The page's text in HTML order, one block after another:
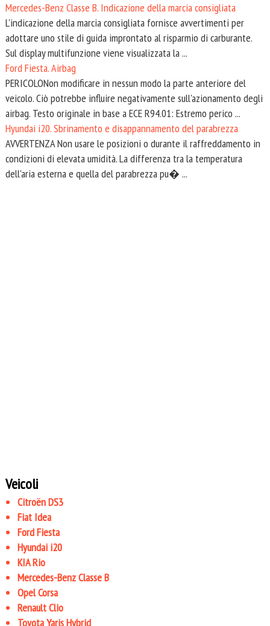
Mercedes-Benz Classe B. Indicazione della marcia consigliata
L'indicazione della marcia consigliata fornisce avvertimenti per
adottare uno stile di guida improntato al risparmio di carburante.
Sul display multifunzione viene visualizzata la ...
Ford Fiesta. Airbag
PERICOLONon modificare in nessun modo la parte anteriore del
veicolo. Ciò potrebbe influire negativamente sull'azionamento degli
airbag. Testo originale in base a ECE R94.01: Estremo perico ...
Hyundai i20. Sbrinamento e disappannamento del parabrezza
AVVERTENZA Non usare le posizioni o durante il raffreddamento in
condizioni di elevata umidità. La differenza tra la temperatura
dell'aria esterna e quella del parabrezza pu� ...
Veicoli
Citroën DS3
Fiat Idea
Ford Fiesta
Hyundai i20
KIA Rio
Mercedes-Benz Classe B
Opel Corsa
Renault Clio
Toyota Yaris Hybrid